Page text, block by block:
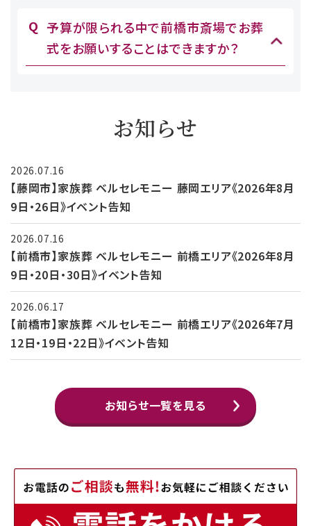
予算が限られる中で前橋市斎場でお葬
式をお願いすることはできますか？
お知らせ
2026.07.16
【藤岡市】家族葬 ベルセレモニー 藤岡エリア《2026年8月
9日・26日》イベント告知
2026.07.16
【前橋市】家族葬 ベルセレモニー 前橋エリア《2026年8月
9日・20日・30日》イベント告知
2026.06.17
【前橋市】家族葬 ベルセレモニー 前橋エリア《2026年7月
12日・19日・22日》イベント告知
お知らせ一覧を見る